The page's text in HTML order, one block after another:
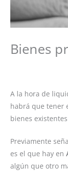
Bienes
A la hora de
habrá que tener
bienes
Previamente
es el que hay en
algún que otro